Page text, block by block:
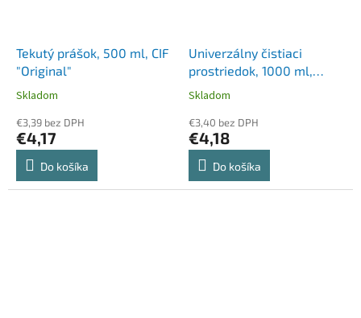
Tekutý prášok, 500 ml, CIF
"Original"
Skladom
€3,39 bez DPH
€4,17
Do košíka
Univerzálny čistiaci
prostriedok, 1000 ml,
FROSCH, levanduľa
Skladom
€3,40 bez DPH
€4,18
Do košíka